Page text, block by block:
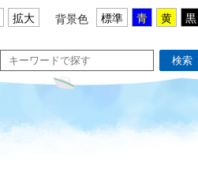
拡大 背景色 標準 青 黄 黒
検索